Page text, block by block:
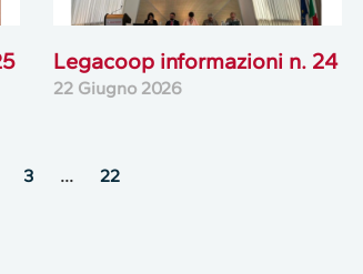
Legacoop informazioni n. 24
22 Giugno 2026
3 … 22